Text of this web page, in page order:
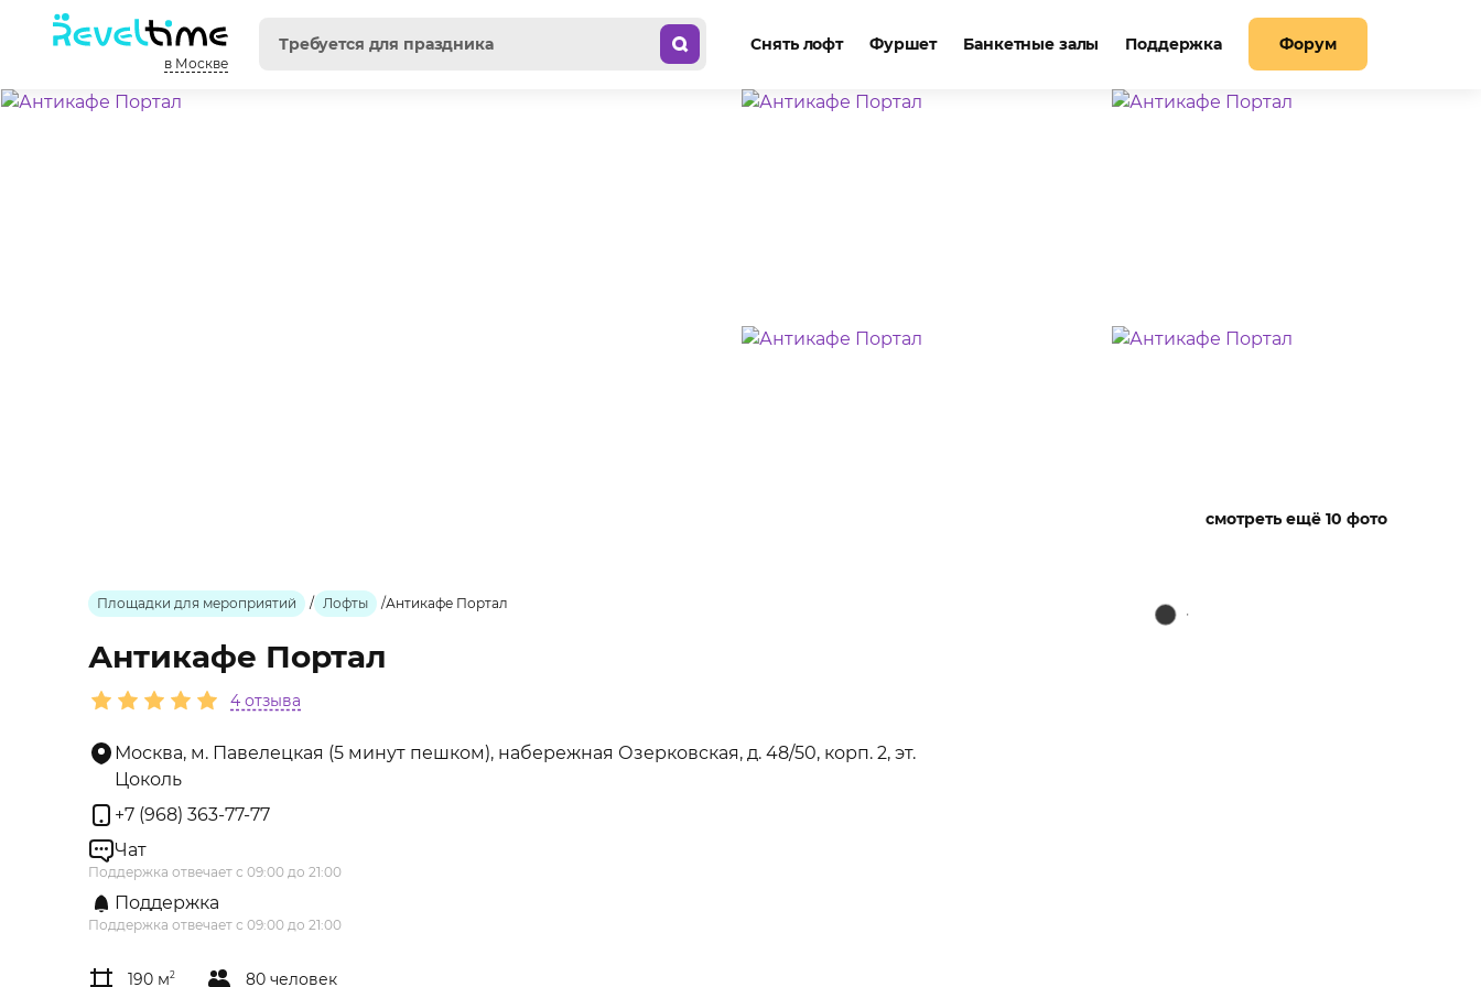
в Москве
Снять лофт Фуршет Банкетные залы Поддержка Форум
смотреть ещё 10 фото
Площадки для мероприятий / Лофты /Антикафе Портал
Антикафе Портал
4 отзыва
Москва, м. Павелецкая (5 минут пешком), набережная Озерковская, д. 48/50, корп. 2, эт.
Цоколь
+7 (968) 363-77-77
Чат
Поддержка отвечает с 09:00 до 21:00
Поддержка
Поддержка отвечает с 09:00 до 21:00
190 м2 80 человек